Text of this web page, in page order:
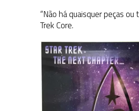
“Não há quaisquerpeças ou
Trek Core.